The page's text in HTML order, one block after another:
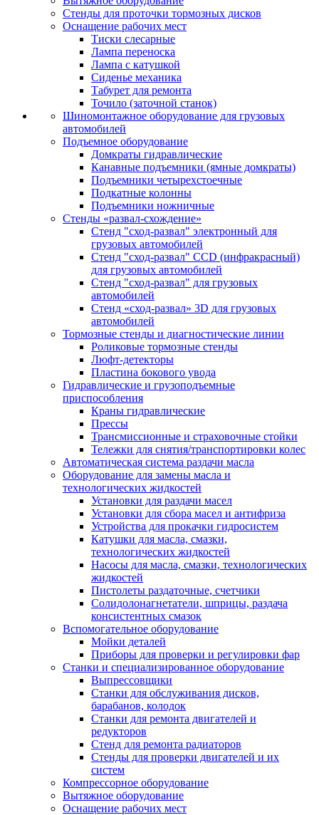
Стенды для проточки тормозных дисков
Оснащение рабочих мест
Тиски слесарные
Лампа переноска
Лампа с катушкой
Сиденье механика
Табурет для ремонта
Точило (заточной станок)
Шиномонтажное оборудование для грузовых
автомобилей
Подъемное оборудование
Домкраты гидравлические
Канавные подъемники (ямные домкраты)
Подъемники четырехстоечные
Подкатные колонны
Подъемники ножничные
Стенды «развал-схождение»
Стенд "сход-развал" электронный для
грузовых автомобилей
Стенд "сход-развал" CCD (инфракрасный)
для грузовых автомобилей
Стенд "сход-развал" для грузовых
автомобилей
Стенд «сход-развал» 3D для грузовых
автомобилей
Тормозные стенды и диагностические линии
Роликовые тормозные стенды
Люфт-детекторы
Пластина бокового увода
Гидравлические и грузоподъемные
приспособления
Краны гидравлические
Прессы
Трансмиссионные и страховочные стойки
Тележки для снятия/транспортировки колес
Автоматическая система раздачи масла
Оборудование для замены масла и
технологических жидкостей
Установки для раздачи масел
Установки для сбора масел и антифриза
Устройства для прокачки гидросистем
Катушки для масла, смазки,
технологических жидкостей
Насосы для масла, смазки, технологических
жидкостей
Пистолеты раздаточные, счетчики
Солидолонагнетатели, шприцы, раздача
консистентных смазок
Вспомогательное оборудование
Мойки деталей
Приборы для проверки и регулировки фар
Станки и специализированное оборудование
Выпрессовщики
Станки для обслуживания дисков,
барабанов, колодок
Станки для ремонта двигателей и
редукторов
Стенд для ремонта радиаторов
Стенды для проверки двигателей и их
систем
Компрессорное оборудование
Вытяжное оборудование
Оснащение рабочих мест